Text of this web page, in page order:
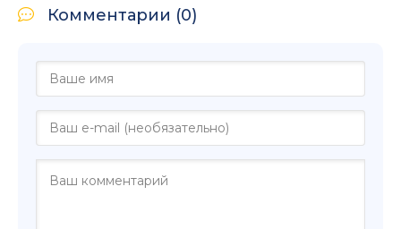
Комментарии (0)